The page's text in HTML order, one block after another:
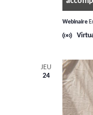
Webinaire
JEU
24